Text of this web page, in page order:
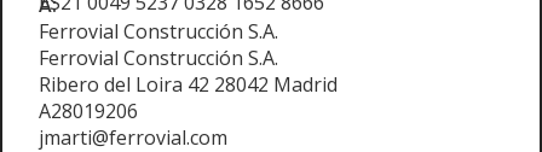
Ferrovial Construcción S.A.
Ferrovial Construcción S.A.
Ribero del Loira 42 28042 Madrid
A28019206
jmarti@ferrovial.com